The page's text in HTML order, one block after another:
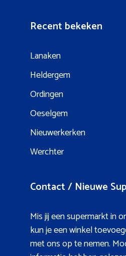
Recent bekeken
Lanaken
Heldergem
Ordingen
Oeselgem
Nieuwerkerken
Werchter
Contact / Nieuwe
Mis jij een supermarkt in
kun je een winkel
met ons op te nemen.